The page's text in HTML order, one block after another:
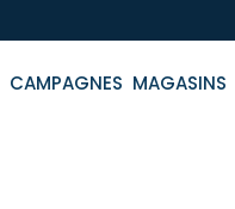
CAMPAGNES MAGASINS